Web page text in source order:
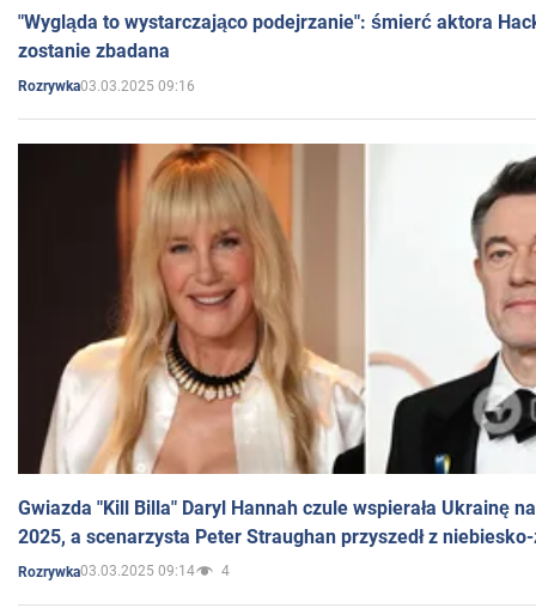
"Wygląda to wystarczająco podejrzanie": śmierć aktora
zostanie zbadana
Rozrywka03.03.2025 09:16
Gwiazda "Kill Billa" Daryl Hannah czule wspierała Ukrainę
2025, a scenarzysta Peter Straughan przyszedł z
Rozrywka03.03.2025 09:14 4